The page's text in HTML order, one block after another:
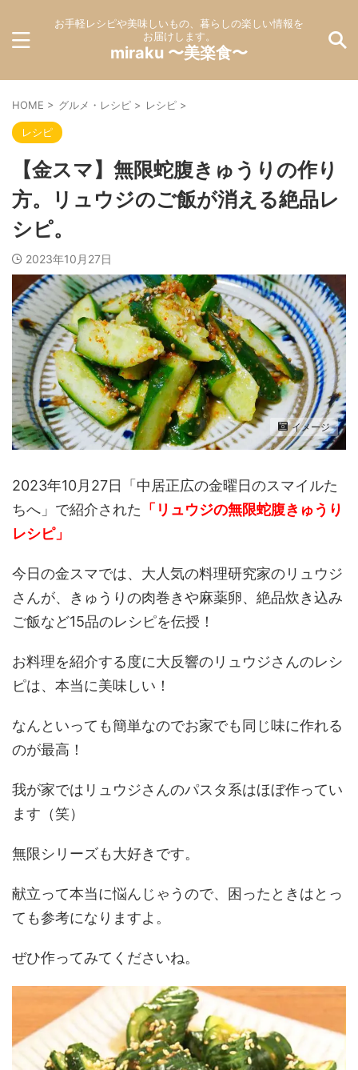
お手軽レシピや美味しいもの、暮らしの楽しい情報を
お届けします。
miraku 〜美楽食〜
HOME > グルメ・レシピ > レシピ >
レシピ
【金スマ】無限蛇腹きゅうりの作り
方。リュウジのご飯が消える絶品レ
シピ。
2023年10月27日
イメージ
2023年10月27日「中居正広の金曜日のスマイルた
ちへ」で紹介された 「 リュウジの無限蛇腹きゅうり
レシピ」
今日の金スマでは、大人気の料理研究家のリュウジ
さんが、きゅうりの肉巻きや麻薬卵、絶品炊き込み
ご飯など15品のレシピを伝授！
お料理を紹介する度に大反響のリュウジさんのレシ
ピは、本当に美味しい！
なんといっても簡単なのでお家でも同じ味に作れる
のが最高！
我が家ではリュウジさんのパスタ系はほぼ作ってい
ます（笑）
無限シリーズも大好きです。
献立って本当に悩んじゃうので、困ったときはとっ
ても参考になりますよ。
ぜひ作ってみてくださいね。